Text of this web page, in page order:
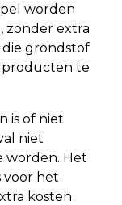
worden
zonder extra
grondstof
te
is of niet
niet
worden. Het
voor het
kosten